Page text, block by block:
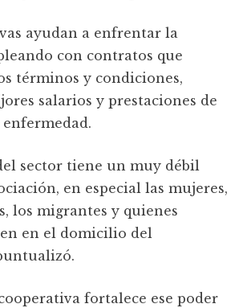
ayudan a enfrentar la
con contratos que
términos y condiciones,
salarios y prestaciones de
sector tiene un muy débil
en especial las mujeres,
los migrantes y quienes
en el domicilio del
fortalece ese poder